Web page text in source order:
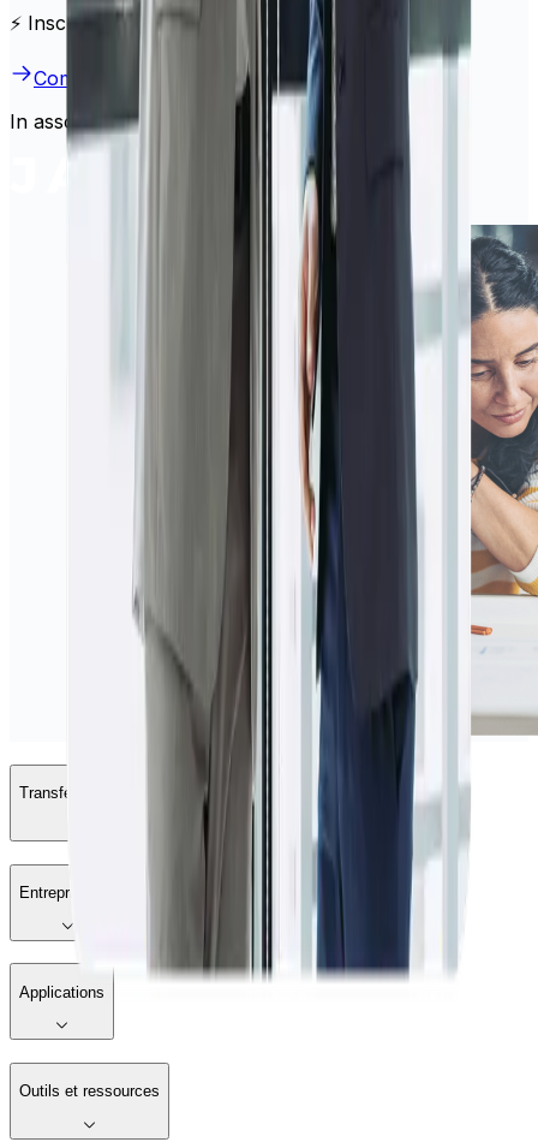
⚡ Inscrivez-vous en quelques minutes
Commencer
In association with
Transférer de l'argent
Entreprise XE
Applications
Outils et ressources